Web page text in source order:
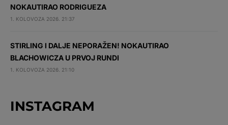
NOKAUTIRAO RODRIGUEZA
1. KOLOVOZA 2026. 21:37
STIRLING I DALJE NEPORAŽEN! NOKAUTIRAO
BLACHOWICZA U PRVOJ RUNDI
1. KOLOVOZA 2026. 21:10
INSTAGRAM